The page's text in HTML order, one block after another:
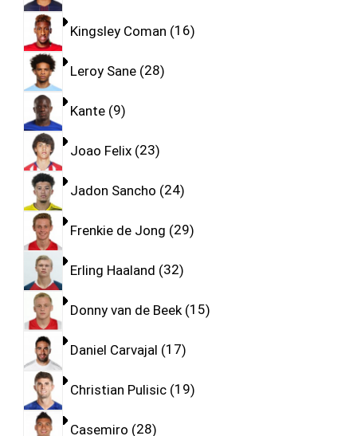
Kingsley Coman 16
Leroy Sane 28
Kante 9
Joao Felix 23
Jadon Sancho 24
Frenkie de Jong 29
Erling Haaland 32
Donny van de Beek 15
Daniel Carvajal 17
Christian Pulisic 19
Casemiro 28